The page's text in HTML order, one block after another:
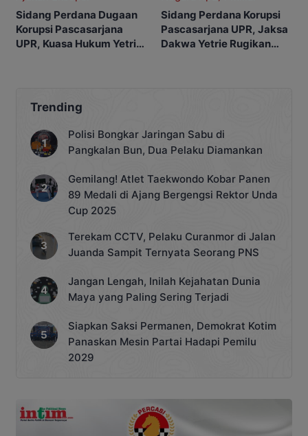
Sidang Perdana Dugaan
Korupsi Pascasarjana
UPR, Kuasa Hukum Yetrie
Sidang Perdana Korupsi
Pascasarjana UPR, Jaksa
Dakwa Yetrie Rugikan
Trending
Polisi Bongkar Jaringan Sabu di
Pangkalan Bun, Dua Pelaku Diamankan
Gemilang! Atlet Taekwondo Kobar Panen
89 Medali di Ajang Bergengsi Rektor Unda
Cup 2025
Terekam CCTV, Pelaku Curanmor di Jalan
Juanda Sampit Ternyata Seorang PNS
Jangan Lengah, Inilah Kejahatan Dunia
Maya yang Paling Sering Terjadi
Siapkan Saksi Permanen, Demokrat Kotim
Panaskan Mesin Partai Hadapi Pemilu
2029